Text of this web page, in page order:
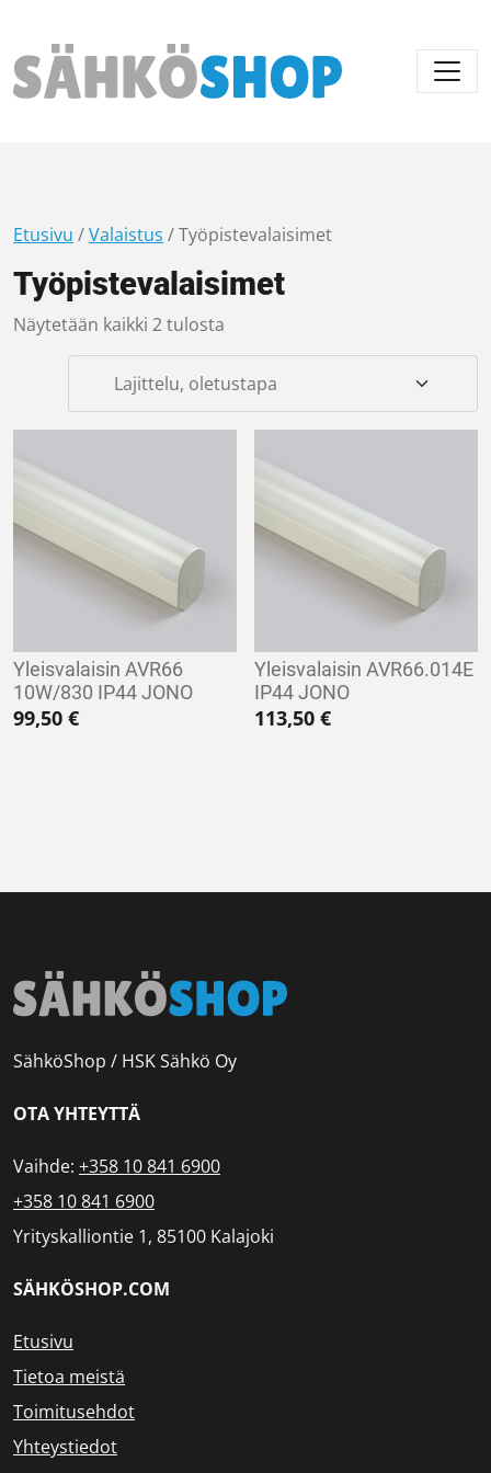
Päävalikko
Etusivu /Valaistus / Työpistevalaisimet
Työpistevalaisimet
Näytetään kaikki 2 tulosta
Yleisvalaisin AVR66
10W/830 IP44 JONO
99,50 €
Yleisvalaisin AVR66.014E
IP44 JONO
113,50€
SähköShop / HSK Sähkö Oy
OTA YHTEYTTÄ
Vaihde: +358 10 841 6900
+358 10 841 6900
Yrityskalliontie 1, 85100 Kalajoki
SÄHKÖSHOP.COM
Etusivu
Tietoa meistä
Toimitusehdot
Yhteystiedot